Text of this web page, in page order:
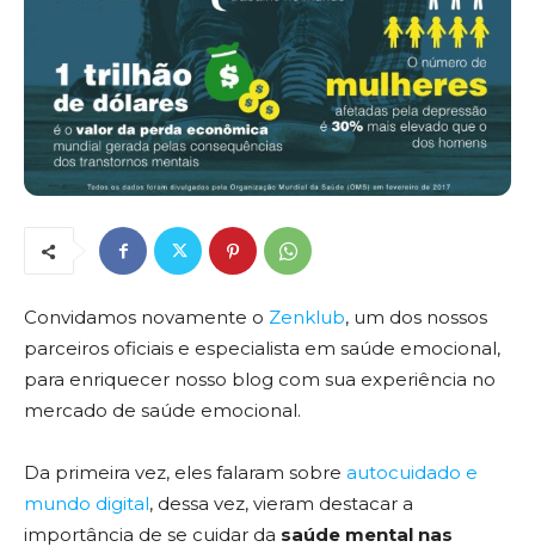
Convidamos novamente o Zenklub, um dos nossos
parceiros oficiais e especialista em saúde emocional,
para enriquecer nosso blog com sua experiência no
mercado de saúde emocional.
Da primeira vez, eles falaram sobre autocuidado e
mundo digital, dessa vez, vieram destacar a
importância de se cuidar da saúde mental nas